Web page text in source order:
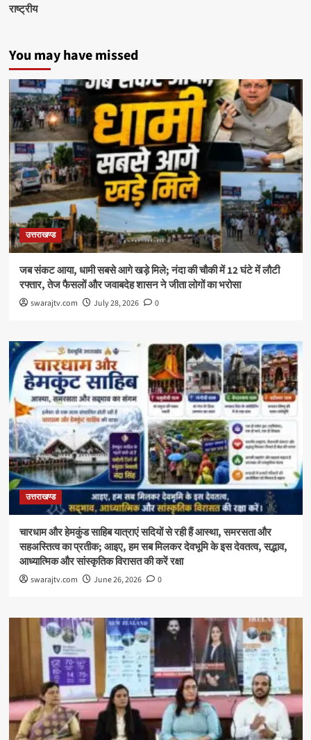
राष्ट्रीय
You may have missed
उत्तराखण्ड
जब संकट आया, धामी सबसे आगे खड़े मिले; नंदा की चौकी में 12 घंटे में लौटी
रफ्तार, तेज फैसलों और जवाबदेह शासन ने जीता लोगों का भरोसा
swarajtv.com July 28, 2026 0
उत्तराखण्ड
चारधाम और हेमकुंड साहिब यात्राएं सदियों से रही हैं आस्था, समरसता और
सहअस्तित्व का प्रतीक; आइए, हम सब मिलकर देवभूमि के इस देवतत्व, सद्भाव,
आध्यात्मिक और सांस्कृतिक विरासत की करें रक्षा
swarajtv.com June 26, 2026 0